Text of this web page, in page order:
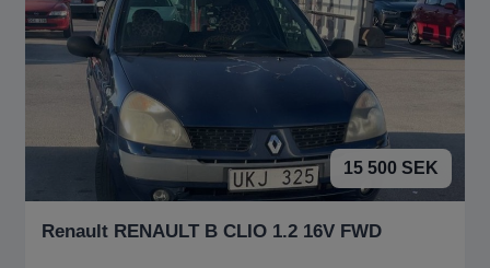
15 500 SEK
Renault RENAULT B CLIO 1.2 16V FWD